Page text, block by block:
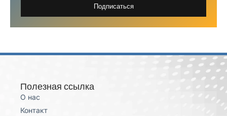
Подписаться
Полезная ссылка
О нас
Контакт